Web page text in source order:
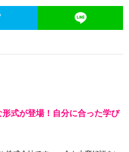
式が登場！自分に合った学び